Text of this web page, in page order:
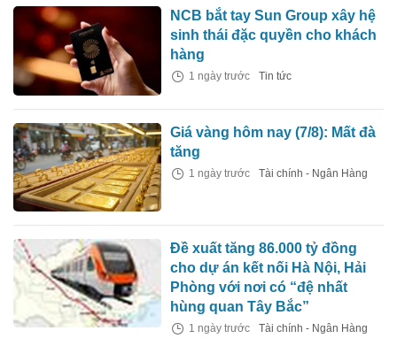
NCB bắt tay Sun Group xây hệ
sinh thái đặc quyền cho khách
hàng
1 ngày trước Tin tức
Giá vàng hôm nay (7/8): Mất đà
tăng
1 ngày trước Tài chính - Ngân Hàng
Đề xuất tăng 86.000 tỷ đồng
cho dự án kết nối Hà Nội, Hải
Phòng với nơi có “đệ nhất
hùng quan Tây Bắc”
1 ngày trước Tài chính - Ngân Hàng